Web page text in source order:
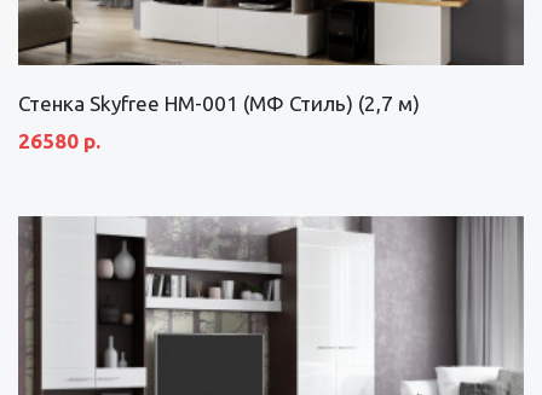
Стенка Skyfree НМ-001 (МФ Стиль) (2,7 м)
26580 р.